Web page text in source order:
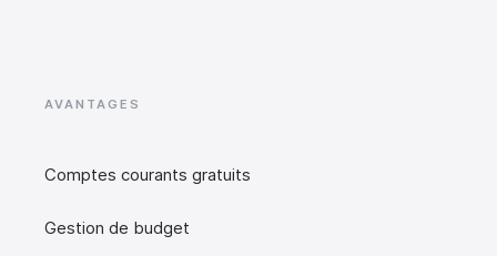
AVANTAGES
Comptes courants gratuits
Gestion de budget